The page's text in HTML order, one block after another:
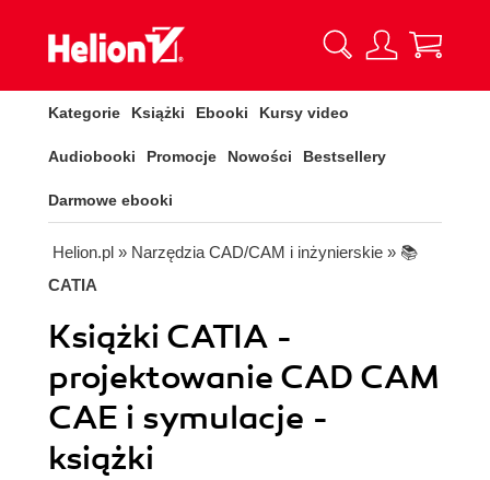
Kategorie Książki Ebooki Kursy video
Audiobooki Promocje Nowości Bestsellery
Darmowe ebooki
Helion.pl » Narzędzia CAD/CAM i inżynierskie » 📚
CATIA
Książki CATIA -
projektowanie CAD CAM
CAE i symulacje -
książki